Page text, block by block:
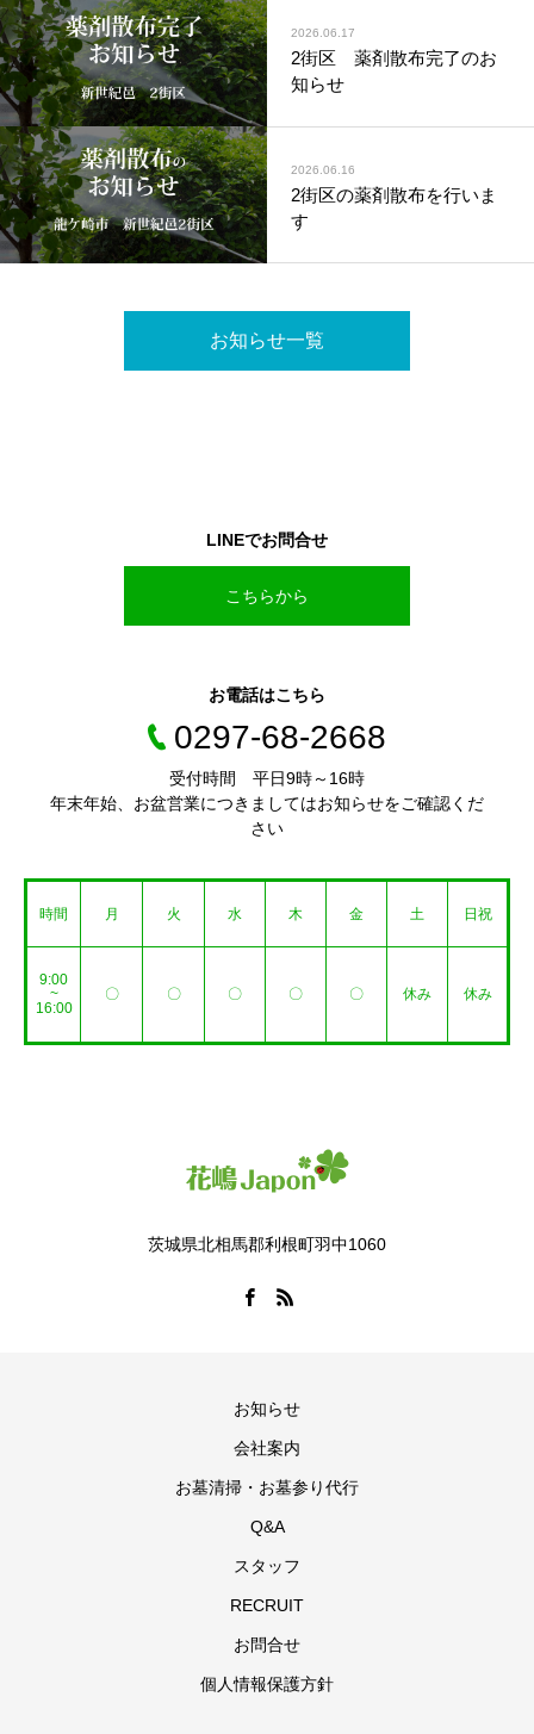
2026.06.17
2街区 薬剤散布完了のお
知らせ
2026.06.16
2街区の薬剤散布を行いま
す
お知らせ一覧
LINEでお問合せ
こちらから
お電話はこちら
0297-68-2668
受付時間 平日9時～16時
年末年始、お盆営業につきましてはお知らせをご確認くだ
さい
時間 月 火 水 木 金 土 日祝
9:00
~
16:00
〇 〇 〇 〇 〇 休み 休み
茨城県北相馬郡利根町羽中1060
お知らせ
会社案内
お墓清掃・お墓参り代行
Q&A
スタッフ
RECRUIT
お問合せ
個人情報保護方針